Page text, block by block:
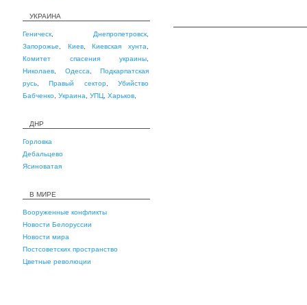
УКРАИНА
Геническ Днепропетровск
Запорожье
Киев,Киевская хунта
Комитет спасения украины
Николаев
Одесса
Подкарпатская
русь ,Правый сектор,Убийство
Бабченко Украина УПЦ Харьков
ДНР
Горловка
Дебальцево
Ясиноватая
В МИРЕ
Вооруженные конфликты
Новости Белоруссии
Новости мира
Постсоветских пространство
Цветные революции